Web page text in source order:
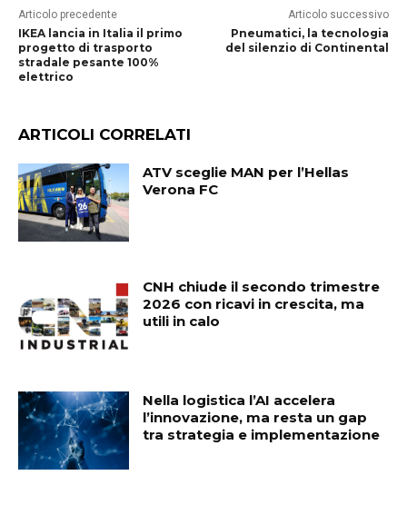
Articolo precedente
IKEA lancia in Italia il primo
progetto di trasporto
stradale pesante 100%
elettrico
Articolo successivo
Pneumatici, la tecnologia
del silenzio di Continental
ARTICOLI CORRELATI
ATV sceglie MAN per l’Hellas
Verona FC
CNH chiude il secondo trimestre
2026 con ricavi in crescita, ma
utili in calo
Nella logistica l’AI accelera
l’innovazione, ma resta un gap
tra strategia e implementazione